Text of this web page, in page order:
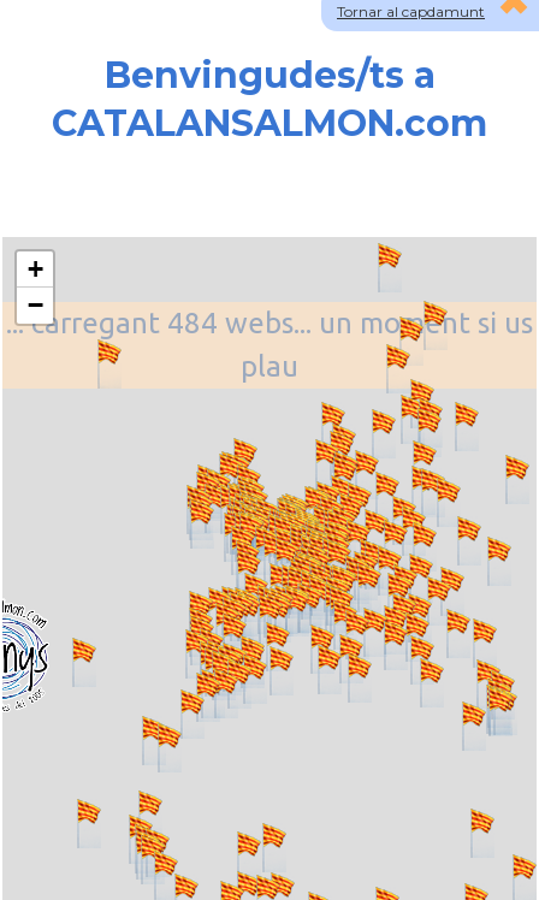
Tornar al capdamunt
Benvingudes/ts a
CATALANSALMON.com
... carregant 484 webs... un moment si us
plau
+
−